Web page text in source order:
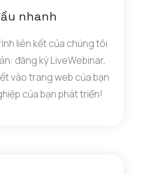
nhanh
liên kết của chúng tôi
đăng ký LiveWebinar,
vào trang web của bạn
của bạn phát triển!